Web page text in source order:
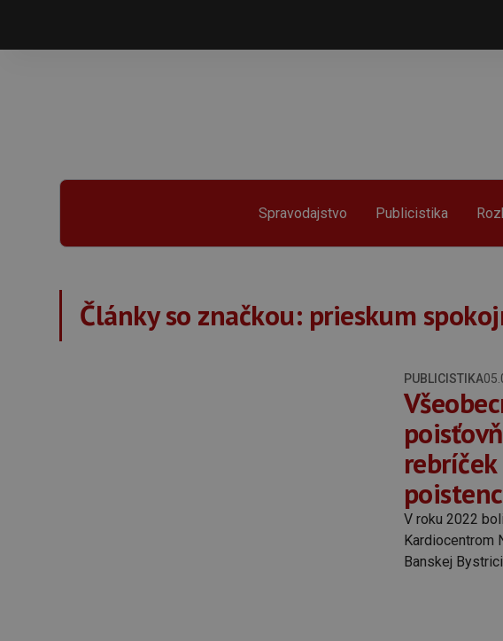
Spravodajstvo Publicistika
Články so značkou: prieskum
PUBLICISTIKA
V roku 2022
Kardiocentrom
Banskej